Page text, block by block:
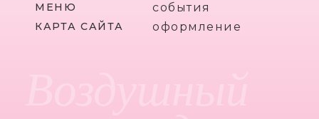
КАРТА САЙТА
МЕНЮ
события
оформление